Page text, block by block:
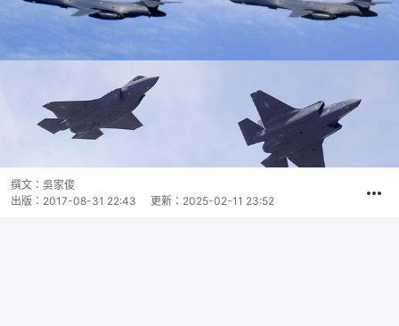
撰文： 吳家俊
出版： 2017-08-31 22:43 更新： 2025-02-11 23:52